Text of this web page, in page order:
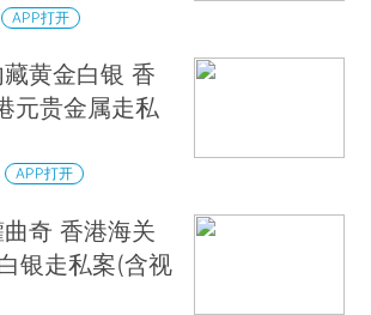
APP打开
黄金白银 香
元贵金属走私
APP打开
奇 香港海关
银走私案(含视